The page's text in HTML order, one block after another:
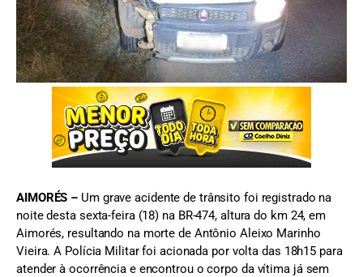
FOTO: Reprodução/Comando Geral
AIMORÉS – Um grave acidente de trânsito foi registrado na
noite desta sexta-feira (18) na BR-474, altura do km 24, em
Aimorés, resultando na morte de Antônio Aleixo Marinho
Vieira. A Polícia Militar foi acionada por volta das 18h15 para
atender à ocorrência e encontrou o corpo da vítima já sem